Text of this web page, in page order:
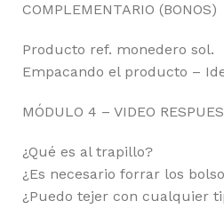
COMPLEMENTARIO (BONOS)
Producto ref. monedero sol.
Empacando el producto –
MÓDULO 4 – VIDEO
¿Qué es al trapillo?
¿Es necesario forrar los
¿Puedo tejer con cualquier